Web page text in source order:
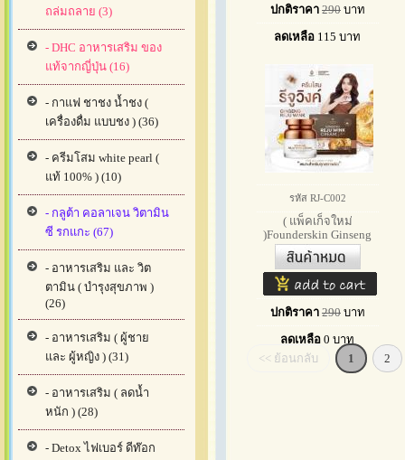
ถล่มถลาย (3)
- DHC อาหารเสริม ของ
แท้จากญี่ปุ่น (16)
- กาแฟ ชาชง น้ำชง (
เครื่องดื่ม แบบชง ) (36)
- ครีมโสม white pearl (
แท้ 100% ) (10)
- กลูต้า คอลาเจน วิตามิน
ซี รกแกะ (67)
- อาหารเสริม และ วิต
ตามิน ( บำรุงสุขภาพ )
(26)
- อาหารเสริม ( ผู้ชาย
และ ผู้หญิง ) (31)
- อาหารเสริม ( ลดน้ำ
หนัก ) (28)
- Detox ไฟเบอร์ ดีท๊อก
ปกติราคา 290 บาท
ลดเหลือ 115 บาท
รหัส RJ-C002
( แพ็คเก็จใหม่
)Founderskin Ginseng
Reju
ปกติราคา 290 บาท
ลดเหลือ 0 บาท
<< ย้อนกลับ
1 2